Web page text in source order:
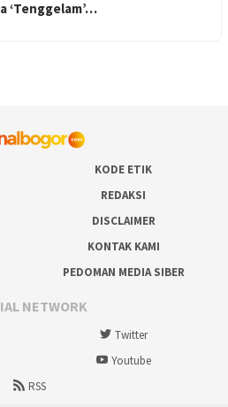
‘Tenggelam’…
KODE ETIK
REDAKSI
DISCLAIMER
KONTAK KAMI
PEDOMAN MEDIA SIBER
NETWORK
Twitter
Youtube
RSS